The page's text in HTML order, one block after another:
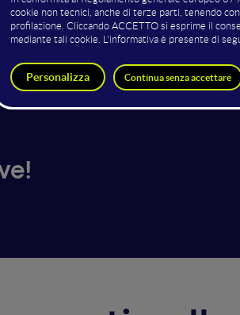
Imprenditore digitale / Content
creator / Divulgatore / Insegnante
Imprenditore digitale